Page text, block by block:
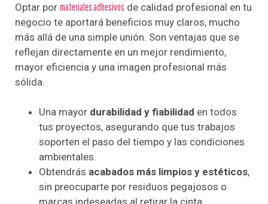
Optar por materiales adhesivos de calidad profesional en tu
negocio te aportará beneficios muy claros, mucho
más allá de una simple unión. Son ventajas que se
reflejan directamente en un mejor rendimiento,
mayor eficiencia y una imagen profesional más
sólida.
Una mayor durabilidad y fiabilidad en todos
tus proyectos, asegurando que tus trabajos
soporten el paso del tiempo y las condiciones
ambientales.
Obtendrás acabados más limpios y estéticos,
sin preocuparte por residuos pegajosos o
marcas indeseadas al retirar la cinta.